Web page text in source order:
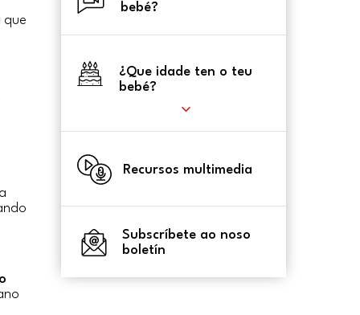
que
bebé?
¿Que idade ten o teu
bebé?
Recursos multimedia
Subscríbete ao noso
boletín